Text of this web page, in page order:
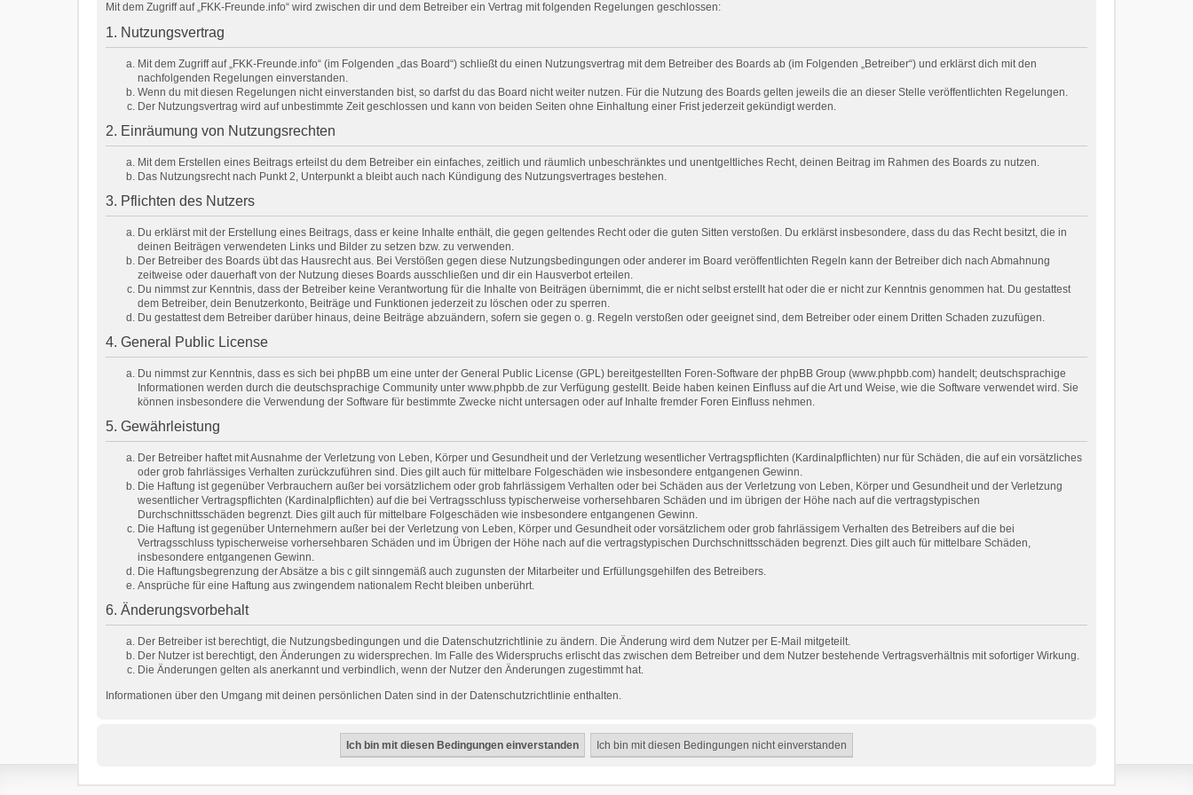
Mit dem Zugriff auf „FKK-Freunde.info“ wird zwischen dir und dem Betreiber ein Vertrag mit folgenden Regelungen geschlossen:
1. Nutzungsvertrag
Mit dem Zugriff auf „FKK-Freunde.info“ (im Folgenden „das Board“) schließt du einen Nutzungsvertrag mit dem Betreiber des Boards ab (im Folgenden „Betreiber“) und erklärst dich mit den
nachfolgenden Regelungen einverstanden.
Wenn du mit diesen Regelungen nicht einverstanden bist, so darfst du das Board nicht weiter nutzen. Für die Nutzung des Boards gelten jeweils die an dieser Stelle veröffentlichten Regelungen.
Der Nutzungsvertrag wird auf unbestimmte Zeit geschlossen und kann von beiden Seiten ohne Einhaltung einer Frist jederzeit gekündigt werden.
2. Einräumung von Nutzungsrechten
Mit dem Erstellen eines Beitrags erteilst du dem Betreiber ein einfaches, zeitlich und räumlich unbeschränktes und unentgeltliches Recht, deinen Beitrag im Rahmen des Boards zu nutzen.
Das Nutzungsrecht nach Punkt 2, Unterpunkt a bleibt auch nach Kündigung des Nutzungsvertrages bestehen.
3. Pflichten des Nutzers
Du erklärst mit der Erstellung eines Beitrags, dass er keine Inhalte enthält, die gegen geltendes Recht oder die guten Sitten verstoßen. Du erklärst insbesondere, dass du das Recht besitzt, die in
deinen Beiträgen verwendeten Links und Bilder zu setzen bzw. zu verwenden.
Der Betreiber des Boards übt das Hausrecht aus. Bei Verstößen gegen diese Nutzungsbedingungen oder anderer im Board veröffentlichten Regeln kann der Betreiber dich nach Abmahnung
zeitweise oder dauerhaft von der Nutzung dieses Boards ausschließen und dir ein Hausverbot erteilen.
Du nimmst zur Kenntnis, dass der Betreiber keine Verantwortung für die Inhalte von Beiträgen übernimmt, die er nicht selbst erstellt hat oder die er nicht zur Kenntnis genommen hat. Du gestattest
dem Betreiber, dein Benutzerkonto, Beiträge und Funktionen jederzeit zu löschen oder zu sperren.
Du gestattest dem Betreiber darüber hinaus, deine Beiträge abzuändern, sofern sie gegen o. g. Regeln verstoßen oder geeignet sind, dem Betreiber oder einem Dritten Schaden zuzufügen.
4. General Public License
Du nimmst zur Kenntnis, dass es sich bei phpBB um eine unter der General Public License (GPL) bereitgestellten Foren-Software der phpBB Group (www.phpbb.com) handelt; deutschsprachige
Informationen werden durch die deutschsprachige Community unter www.phpbb.de zur Verfügung gestellt. Beide haben keinen Einfluss auf die Art und Weise, wie die Software verwendet wird. Sie
können insbesondere die Verwendung der Software für bestimmte Zwecke nicht untersagen oder auf Inhalte fremder Foren Einfluss nehmen.
5. Gewährleistung
Der Betreiber haftet mit Ausnahme der Verletzung von Leben, Körper und Gesundheit und der Verletzung wesentlicher Vertragspflichten (Kardinalpflichten) nur für Schäden, die auf ein vorsätzliches
oder grob fahrlässiges Verhalten zurückzuführen sind. Dies gilt auch für mittelbare Folgeschäden wie insbesondere entgangenen Gewinn.
Die Haftung ist gegenüber Verbrauchern außer bei vorsätzlichem oder grob fahrlässigem Verhalten oder bei Schäden aus der Verletzung von Leben, Körper und Gesundheit und der Verletzung
wesentlicher Vertragspflichten (Kardinalpflichten) auf die bei Vertragsschluss typischerweise vorhersehbaren Schäden und im übrigen der Höhe nach auf die vertragstypischen
Durchschnittsschäden begrenzt. Dies gilt auch für mittelbare Folgeschäden wie insbesondere entgangenen Gewinn.
Die Haftung ist gegenüber Unternehmern außer bei der Verletzung von Leben, Körper und Gesundheit oder vorsätzlichem oder grob fahrlässigem Verhalten des Betreibers auf die bei
Vertragsschluss typischerweise vorhersehbaren Schäden und im Übrigen der Höhe nach auf die vertragstypischen Durchschnittsschäden begrenzt. Dies gilt auch für mittelbare Schäden,
insbesondere entgangenen Gewinn.
Die Haftungsbegrenzung der Absätze a bis c gilt sinngemäß auch zugunsten der Mitarbeiter und Erfüllungsgehilfen des Betreibers.
Ansprüche für eine Haftung aus zwingendem nationalem Recht bleiben unberührt.
6. Änderungsvorbehalt
Der Betreiber ist berechtigt, die Nutzungsbedingungen und die Datenschutzrichtlinie zu ändern. Die Änderung wird dem Nutzer per E-Mail mitgeteilt.
Der Nutzer ist berechtigt, den Änderungen zu widersprechen. Im Falle des Widerspruchs erlischt das zwischen dem Betreiber und dem Nutzer bestehende Vertragsverhältnis mit sofortiger Wirkung.
Die Änderungen gelten als anerkannt und verbindlich, wenn der Nutzer den Änderungen zugestimmt hat.
Informationen über den Umgang mit deinen persönlichen Daten sind in der Datenschutzrichtlinie enthalten.